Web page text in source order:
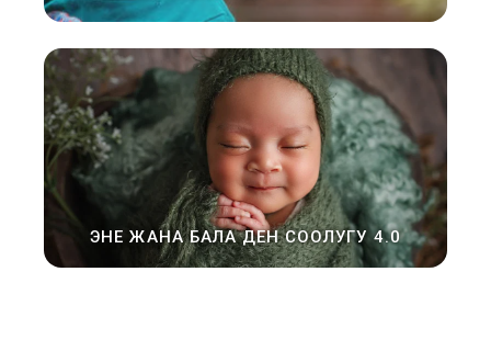
ЭНЕ ЖАНА БАЛА ДЕН СООЛУГУ 4.0